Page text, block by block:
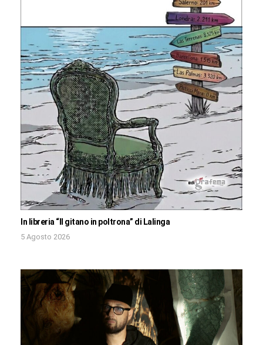
In libreria “Il gitano in poltrona” di Lalinga
5 Agosto 2026